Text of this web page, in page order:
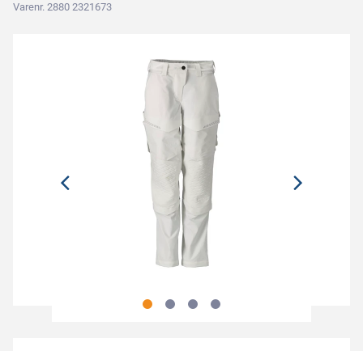
Varenr. 2880 2321673